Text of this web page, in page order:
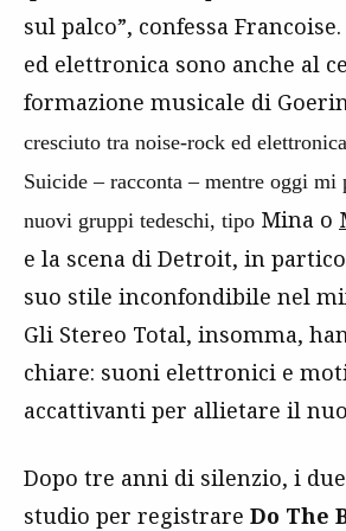
sul palco”, confessa
ed elettronica sono anche al
formazione musicale di
cresciuto tra noise-rock ed
Suicide – racconta – mentre oggi mi
nuovi gruppi tedeschi, tipo Mina o
e la scena di Detroit, in
suo stile inconfondibile nel
Gli Stereo Total, insomma,
chiare: suoni elettronici e
accattivanti per allietare il
Dopo tre anni di silenzio, i
studio per registrare Do The